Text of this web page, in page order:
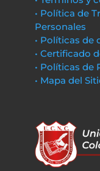
• Política de
Personales
• Políticas de
• Certificado
• Políticas de
• Mapa del